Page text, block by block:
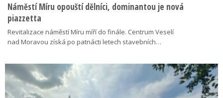
Náměstí Míru opouští dělníci, dominantou je nová
piazzetta
Revitalizace náměstí Míru míří do finále. Centrum Veselí
nad Moravou získá po patnácti letech stavebních…